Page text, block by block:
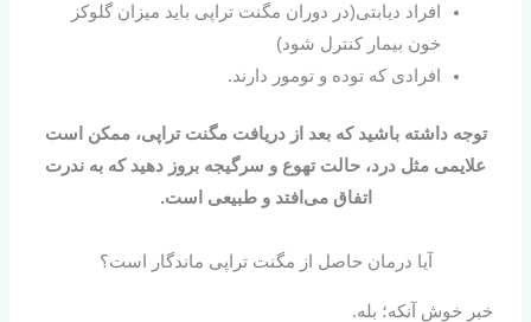
افراد دیابتی(در دوران مگنت تراپی باید میزان گلوکز
خون بیمار کنترل شود)
افرادی که توده و تومور دارند.
توجه داشته باشید که بعد از دریافت مگنت تراپی، ممکن است
علایمی مثل درد، حالت تهوع و سرگیجه بروز دهید که به ندرت
اتفاق می‌افتد و طبیعی است.
آیا درمان حاصل از مگنت تراپی ماندگار است؟
خبر خوش آنکه؛ بله.